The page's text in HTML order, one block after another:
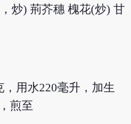
炒) 荊芥穗 槐花(炒) 甘
，用水220毫升，加生
煎至